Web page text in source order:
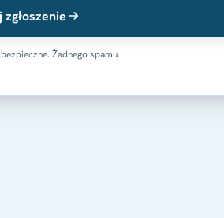
Żadnego spamu.